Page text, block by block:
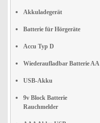
Akkuladegerät
Batterie für Hörgeräte
Accu Typ D
Wiederaufladbar Batterie AA
USB-Akku
9v Block Batterie
Rauchmelder